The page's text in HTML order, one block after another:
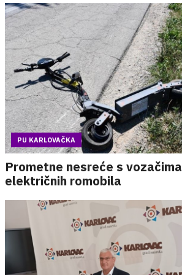
PU KARLOVAČKA
Prometne nesreće s vozačima
električnih romobila